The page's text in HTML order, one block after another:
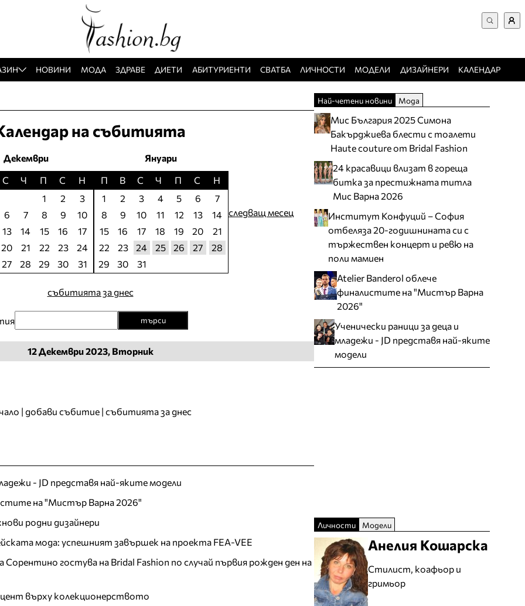
Забравена парола
Регистрация
Добавяне на фирма
Защо да се регистрирам
НОВИНИ МОДА ЗДРАВЕ ДИЕТИ АБИТУРИЕНТИ СВАТБА ЛИЧНОСТИ МОДЕЛИ ДИЗАЙНЕРИ КАЛЕНДАР
на събитията
Декември
С Ч П С
Н
1
2
3
6 7 8 9
10
13 14 15 16
17
20 21 22 23
24
27 28 29 30 31
Януари
П
В С Ч П С
Н
1
2 3 4 5 6
7
8
9 10 11 12 13
14
15
16 17 18 19 20
21
22
23 24 25 26 27
28
29
30 31
следващ месец
събитията за днес
търси
12Декември2023, Вторник
| добави събитие | събитията за днес
- JD представя най-яките модели
на "Мистър Варна 2026"
родни дизайнери
мода: успешният завършек на проекта FEA-VEE
гостува на Bridal Fashion по случай първия рожден ден на
върху колекционерството
Най-четени новини Мода
Мис България 2025 Симона
Бакърджиева блести с тоалети
Haute couture от Bridal Fashion
24 красавици влизат в гореща
битка за престижната титла
Мис Варна 2026
Институт Конфуций – София
отбеляза 20-годишнината си с
тържествен концерт и ревю на
поли мамиен
Atelier Banderol облече
финалистите на "Мистър Варна
2026"
Ученически раници за деца и
младежи - JD представя най-яките
модели
Личности Модели
Анелия Кошарска
Стилист, коафьор и
гримьор